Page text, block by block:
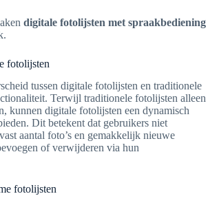
digitale fotolijsten met spraakbediening
fotolijsten
tussen digitale fotolijsten en traditionele
Terwijl traditionele fotolijsten alleen
kunnen digitale fotolijsten een dynamisch
Dit betekent dat gebruikers niet
aantal foto’s en gemakkelijk nieuwe
of verwijderen via hun
fotolijsten